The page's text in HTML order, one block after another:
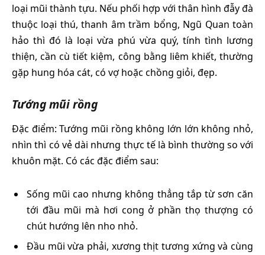
loại mũi thành tựu. Nếu phối hợp với thân hình đẫy đà
thuộc loại thú, thanh âm trầm bổng, Ngũ Quan toàn
hảo thì đó là loại vừa phú vừa quý, tính tình lương
thiện, cần cù tiết kiệm, công bằng liêm khiết, thường
gặp hung hóa cát, có vợ hoặc chồng giỏi, đẹp.
Tướng mũi rồng
Đặc điểm: Tướng mũi rồng không lớn lớn không nhỏ,
nhìn thì có vẻ dài nhưng thực tế là bình thường so với
khuôn mặt. Có các đặc điểm sau:
Sống mũi cao nhưng không thẳng tắp từ sơn căn
tới đầu mũi mà hơi cong ở phần thọ thượng có
chút hướng lên nho nhỏ.
Đầu mũi vừa phải, xương thịt tương xứng và cùng